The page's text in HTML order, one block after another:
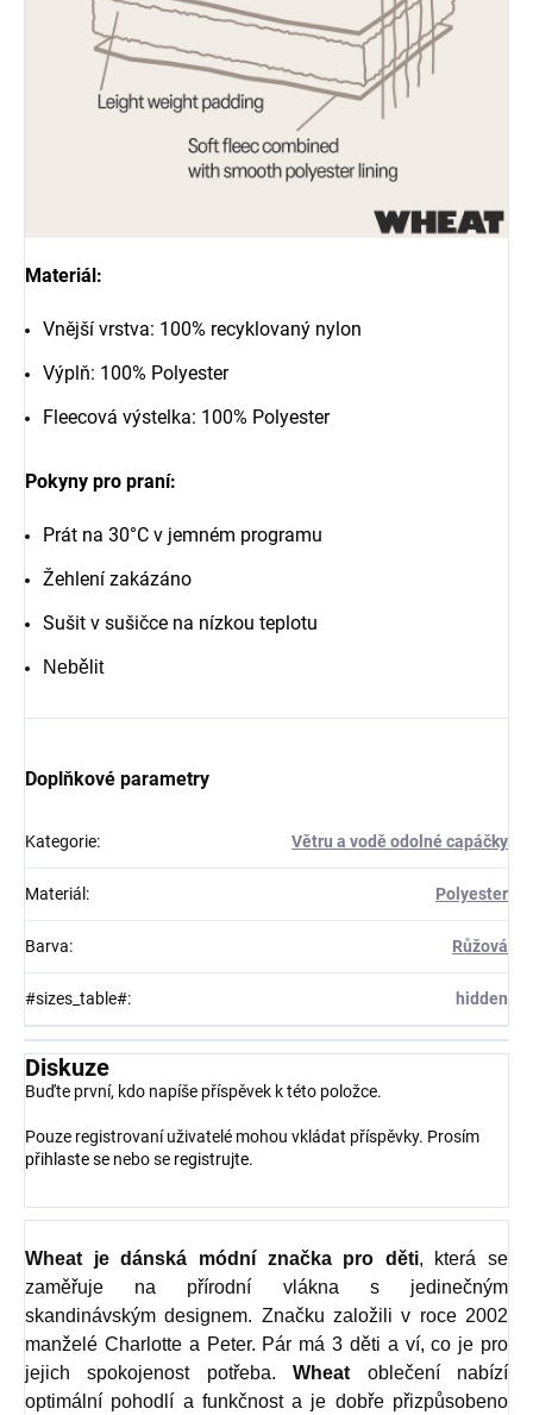
Materiál:
Vnější vrstva: 100% recyklovaný nylon
Výplň: 100% Polyester
Fleecová výstelka: 100% Polyester
Pokyny pro praní:
Prát na 30°C v jemném programu
Žehlení zakázáno
Sušit v sušičce na nízkou teplotu
Nebělit
Doplňkové parametry
Kategorie: Větru a vodě odolné capáčky
Materiál : Polyester
Barva: Růžová
#sizes_table#: hidden
Diskuze
Buďte první, kdo napíše příspěvek k této položce.
Pouze registrovaní uživatelé mohou vkládat příspěvky. Prosím
přihlaste se nebo se registrujte.
Wheat je dánská módní značka pro děti, která se
zaměřuje na přírodní vlákna s jedinečným
skandinávským designem. Značku založili v roce 2002
manželé Charlotte a Peter. Pár má 3 děti a ví, co je pro
jejich spokojenost potřeba.Wheat oblečení nabízí
optimální pohodlí a funkčnost a je dobře přizpůsobeno